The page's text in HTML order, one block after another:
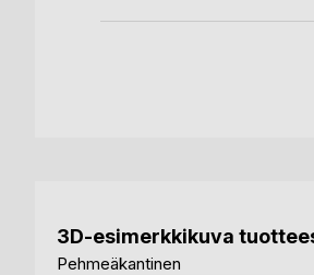
3D-esimerkkikuva
Pehmeäkantinen